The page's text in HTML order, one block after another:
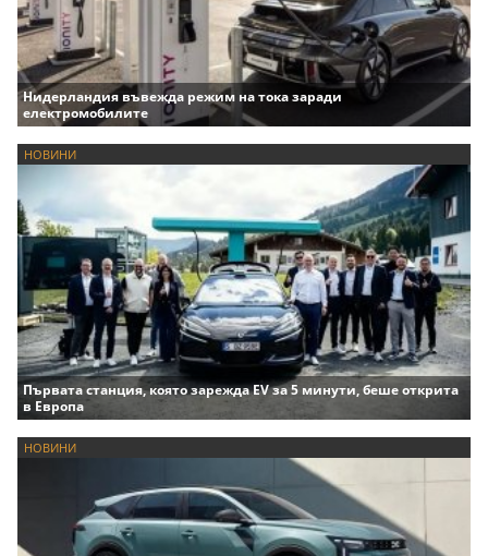
Нидерландия въвежда режим на тока заради
електромобилите
НОВИНИ
Първата станция, която зарежда EV за 5 минути, беше открита
в Европа
НОВИНИ